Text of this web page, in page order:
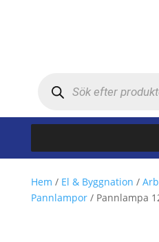
Hem / El & Byggnation /
Pannlampor/ Pannlampa